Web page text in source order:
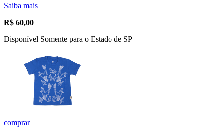
Saiba mais
R$ 60,00
Disponível Somente para o Estado de SP
comprar